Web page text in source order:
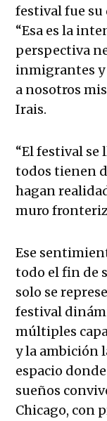
festival fue
“Esa es la
perspectiva
inmigrantes y
a nosotros
Irais.
“El festival se
todos tienen
hagan
muro
Ese
todo el fin de
solo se
festival
múltiples
y la ambición
espacio
sueños
Chicago, con